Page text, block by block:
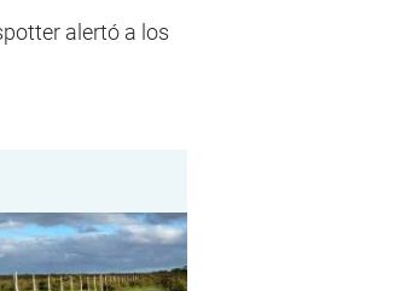
alertó a los